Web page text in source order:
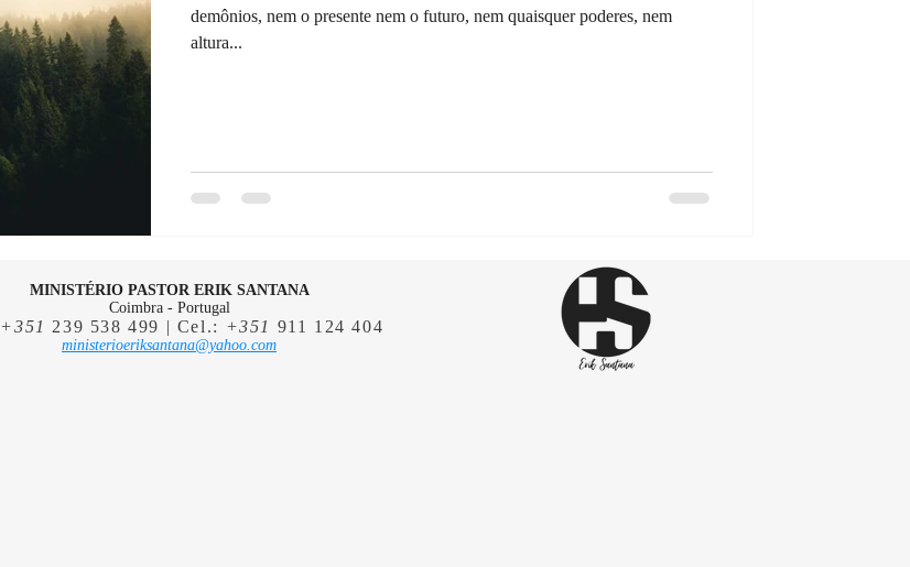
demônios, nem o presente nem o futuro, nem quaisquer poderes, nem
altura...
MINISTÉRIO PASTOR ERIK SANTANA
Coimbra - Portugal
+351 239 538 499 | Cel.: +351 911 124 404
ministerioeriksantana@yahoo.com